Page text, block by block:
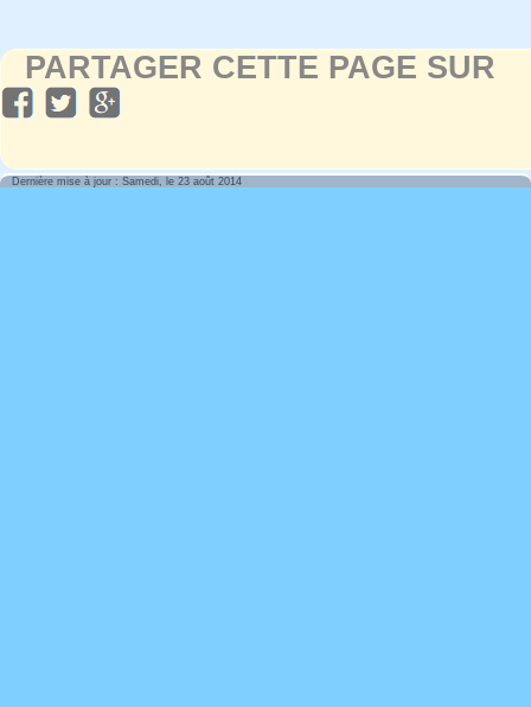
PARTAGER CETTE PAGE SUR
Dernière mise à jour : Samedi, le 23 août 2014